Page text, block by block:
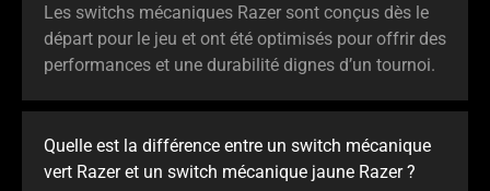
Les switchs mécaniques Razer sont conçus dès le
départ pour le jeu et ont été optimisés pour offrir des
performances et une durabilité dignes d’un tournoi.
Quelle est la différence entre un switch mécanique
vert Razer et un switch mécanique jaune Razer ?